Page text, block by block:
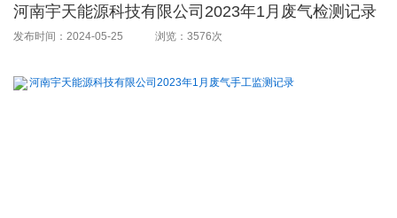
河南宇天能源科技有限公司2023年1月废气检测记录
发布时间：2024-05-25 浏览：3576次
河南宇天能源科技有限公司2023年1月废气手工监测记录